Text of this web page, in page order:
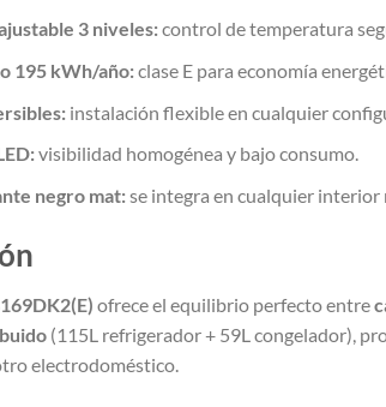
3 niveles:control de temperatura
195 kWh/año:clase E para economía
instalación flexible en cualquier
visibilidad homogénea y bajo consumo.
negro mat:se integra en cualquier interior
ofrece el equilibrio perfecto entre
(115L refrigerador + 59L congelador),
electrodoméstico.